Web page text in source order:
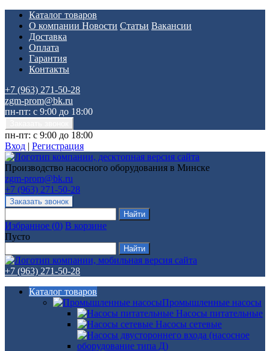
Каталог товаров
О компании Новости Статьи Вакансии
Доставка
Оплата
Гарантия
Контакты
+7 (963) 271-50-28
zgm-prom@bk.ru
пн-пт: с 9:00 до 18:00
пн-пт: с 9:00 до 18:00
Вход | Регистрация
Производство насосного оборудования в Минске
zgm-prom@bk.ru
+7 (963) 271-50-28
Избранное (0) В корзине
Пусто
+7 (963) 271-50-28
Каталог товаров
Промышленные насосы
Насосы питательные
Насосы сетевые